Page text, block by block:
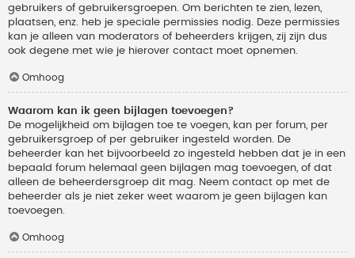
gebruikers of gebruikersgroepen. Om berichten te zien, lezen,
plaatsen, enz. heb je speciale permissies nodig. Deze permissies
kan je alleen van moderators of beheerders krijgen, zij zijn dus
ook degene met wie je hierover contact moet opnemen.
Omhoog
Waarom kan ik geen bijlagen toevoegen?
De mogelijkheid om bijlagen toe te voegen, kan per forum, per
gebruikersgroep of per gebruiker ingesteld worden. De
beheerder kan het bijvoorbeeld zo ingesteld hebben dat je in een
bepaald forum helemaal geen bijlagen mag toevoegen, of dat
alleen de beheerdersgroep dit mag. Neem contact op met de
beheerder als je niet zeker weet waarom je geen bijlagen kan
toevoegen.
Omhoog